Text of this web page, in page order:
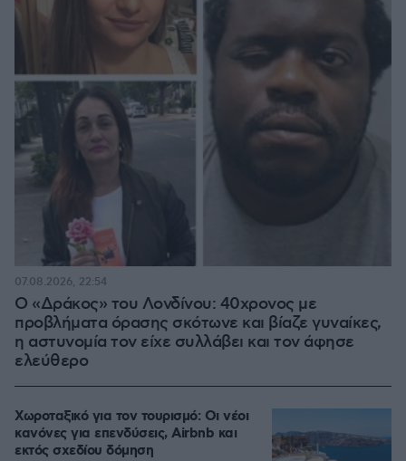
Ο «Δράκος» του Λονδίνου: 40χρονος με
προβλήματα όρασης σκότωνε και βίαζε γυναίκες,
η αστυνομία τον είχε συλλάβει και τον άφησε
ελεύθερο
07.08.2026, 22:54
Χωροταξικό για τον τουρισμό: Οι νέοι
κανόνες για επενδύσεις, Airbnb και
εκτός σχεδίου δόμηση